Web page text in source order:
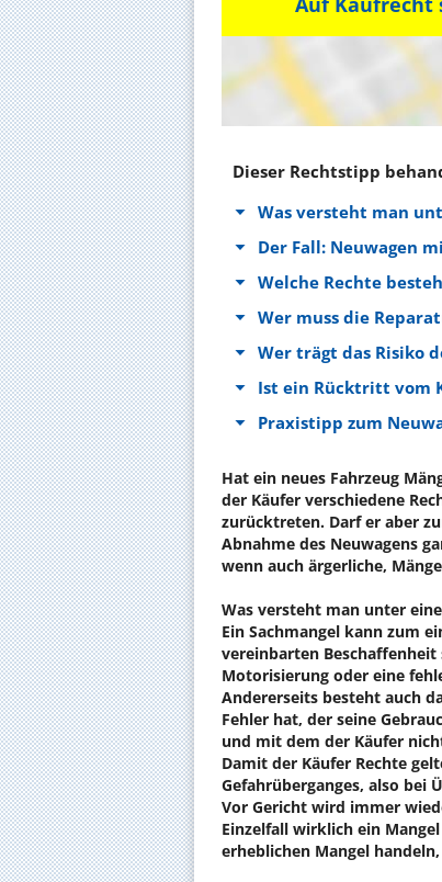
Dieser Rechtstipp
Was versteht man
Der Fall: Neuwagen
Welche Rechte
Wer muss die
Wer trägt das Risiko
Ist ein Rücktritt vom
Praxistipp zum
Hat ein neues Fahrzeug
der Käufer verschiedene
zurücktreten. Darf er aber
Abnahme des Neuwagens
wenn auch ärgerliche,
Was versteht man unter
Ein Sachmangel kann zum
vereinbarten Beschaffenheit
Motorisierung oder eine
Andererseits besteht auch
Fehler hat, der seine
und mit dem der Käufer
Damit der Käufer Rechte
Gefahrüberganges, also bei
Vor Gericht wird immer
Einzelfall wirklich ein
erheblichen Mangel